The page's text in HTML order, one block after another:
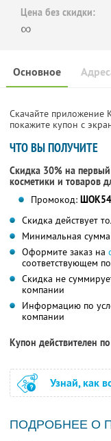
Цена без скидки:
∞
Основное
Скачайте приложение
покажите купон с
ЧТО ВЫ ПОЛУЧИТЕ
Скидка 30% на
косметики и товаров
Промокод: ШОК54
Скидка действует
Минимальная
Оформите заказ на
соответствующем
Скидка не
компании
Информацию по
компании
Купон действителен
Узнай, как
ПОДРОБНЕЕ О